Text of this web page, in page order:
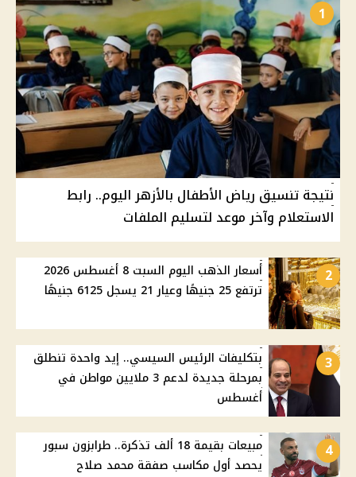
1
نتيجة تنسيق رياض الأطفال بالأزهر اليوم.. رابط
الاستعلام وآخر موعد لتسليم الملفات
2
أسعار الذهب اليوم السبت 8 أغسطس 2026
ترتفع 25 جنيهًا وعيار 21 يسجل 6125 جنيهًا
3
بتكليفات الرئيس السيسي.. إيد واحدة تنطلق
بمرحلة جديدة لدعم 3 ملايين مواطن في
أغسطس
4
مبيعات بقيمة 18 ألف تذكرة.. طرابزون سبور
يحصد أول مكاسب صفقة محمد صلاح